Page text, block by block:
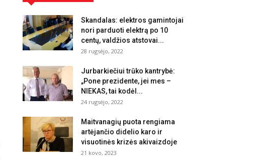
Skandalas: elektros gamintojai
nori parduoti elektrą po 10
centų, valdžios atstovai...
28 rugsėjo, 2022
Jurbarkiečiui trūko kantrybė:
„Pone prezidente, jei mes –
NIEKAS, tai kodėl...
24 rugsėjo, 2022
Maitvanagių puota rengiama
artėjančio didelio karo ir
visuotinės krizės akivaizdoje
21 kovo, 2023